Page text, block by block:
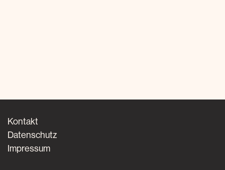
Kontakt
Datenschutz
Impressum